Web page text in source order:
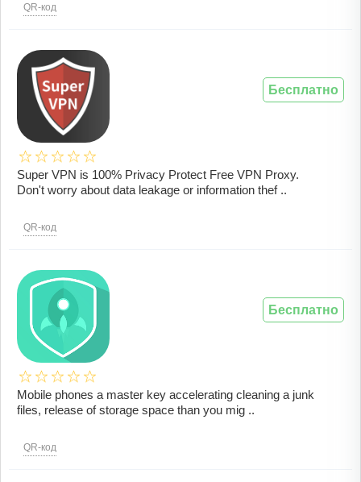
QR-код
Super VPN is 100% Privacy Protect Free VPN Proxy.
Don't worry about data leakage or information thef ..
QR-код
Бесплатно
Mobile phones a master key accelerating cleaning a junk
files, release of storage space than you mig ..
QR-код
Бесплатно